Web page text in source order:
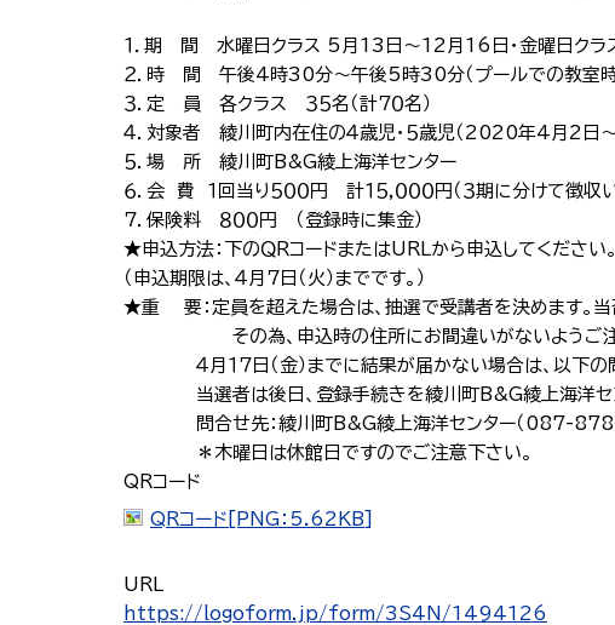
１．期 間 水曜日クラス 5月13日～12月16日・金曜日クラ
２．時 間 午後4時30分～午後5時30分（プールでの教室
３．定 員 各クラス ３５名（計７０名）
４．対象者 綾川町内在住の４歳児・５歳児（2020年4月2日
５．場 所 綾川町B&G綾上海洋センター
６．会 費 １回当り５００円 計１５,０００円（３期に分けて徴収い
７．保険料 ８００円 （登録時に集金）
★申込方法：下のＱＲコードまたはURLから申込してください。
（申込期限は、４月７日（火）までです。）
★重 要：定員を超えた場合は、抽選で受講者を決めます。当
その為、申込時の住所にお間違いがないようご注
４月１７日（金）までに結果が届かない場合は、以下の
当選者は後日、登録手続きを綾川町B&G綾上海洋セン
問合せ先：綾川町B&G綾上海洋センター（087-
＊木曜日は休館日ですのでご注意下さい。
QRコード
QRコード[PNG：5.62KB]
URL
https://logoform.jp/form/3S4N/1494126